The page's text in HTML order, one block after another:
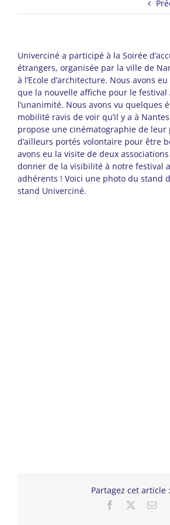
Univerciné a participé à la Soirée
étrangers, organisée par la ville de
à l’Ecole d’architecture. Nous avons
que la nouvelle affiche pour le
l’unanimité. Nous avons vu quelques
mobilité ravis de voir qu’il y a à
propose une cinématographie de leur
d’ailleurs portés volontaire pour être
avons eu la visite de deux
donner de la visibilité à notre festival
adhérents ! Voici une photo du stand
stand Univerciné.
Partagez cet article :
Facebook